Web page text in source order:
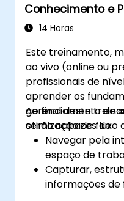
meio de
trabalho
de negócios
perfeita.
Conhecimento e
14 Horas
Este treinamento,
ao vivo (online ou
profissionais de
aprender os
gerenciamento de
otimização de fluxo
Ao final deste
serão capazes de:
Navegar pela
espaço de
Capturar,
informações